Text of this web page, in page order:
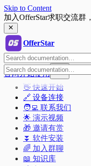
Skip to Content
加入OfferStar求职交流群，
OfferStar
官网开始使用
👋 快速开始
🔗 设备连接
🧑‍💻 联系我们
🌟 演示视频
🎁 邀请有赏
⏬ 软件安装
🌈 加入群聊
📖 知识库